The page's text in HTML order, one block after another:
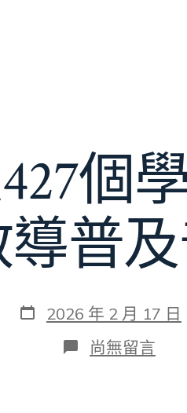
個
普
發
表
2026 年 2 月 17 日
在
〈教
尚無留言